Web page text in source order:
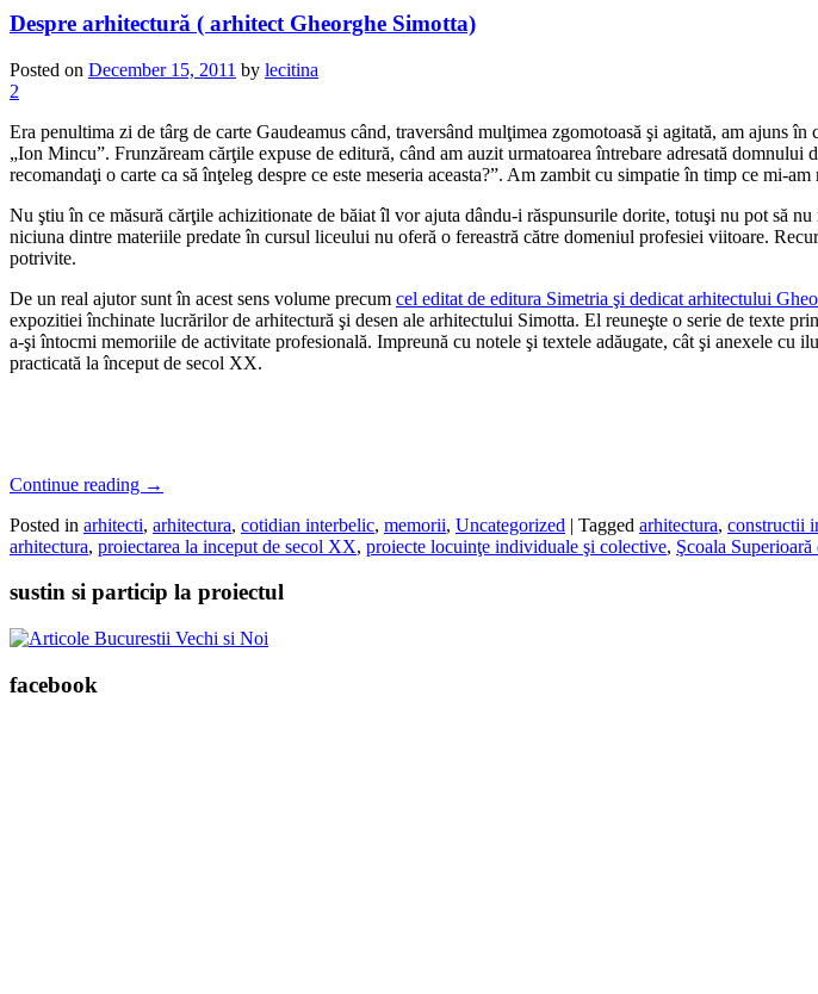
Despre arhitectură ( arhitect Gheorghe Simotta)
Posted on December 15, 2011 by lecitina
2
Era penultima zi de târg de carte Gaudeamus când, traversând mulţimea zgomotoasă şi agitată, am
„Ion Mincu”. Frunzăream cărţile expuse de editură, când am auzit urmatoarea întrebare adresată
recomandaţi o carte ca să înţeleg despre ce este meseria aceasta?”. Am zambit cu simpatie în timp ce mi-
Nu ştiu în ce măsură cărţile achizitionate de băiat îl vor ajuta dându-i răspunsurile dorite, totuşi nu pot să
niciuna dintre materiile predate în cursul liceului nu oferă o fereastră către domeniul profesiei viitoare.
potrivite.
De un real ajutor sunt în acest sens volume precum cel editat de editura Simetria şi dedicat arhitectului
expozitiei închinate lucrărilor de arhitectură şi desen ale arhitectului Simotta. El reuneşte o serie de texte
a-şi întocmi memoriile de activitate profesională. Impreună cu notele şi textele adăugate, cât şi anexele
practicată la început de secol XX.
Continue reading →
Posted in arhitecti, arhitectura, cotidian interbelic, memorii, Uncategorized | Tagged arhitectura, constructii
arhitectura, proiectarea la inceput de secol XX, proiecte locuinţe individuale şi colective, Şcoala
sustin si particip la proiectul
facebook